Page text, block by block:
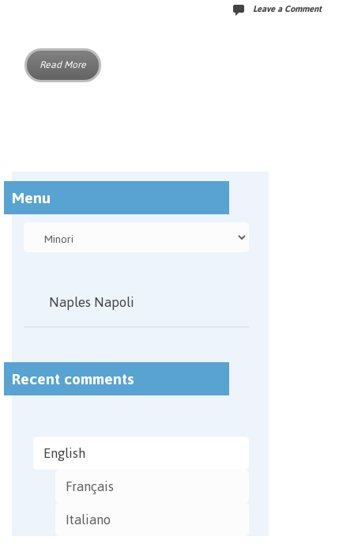
Leave a Comment
Read More
Menu
Naples Napoli
Recent comments
English
Français
Italiano